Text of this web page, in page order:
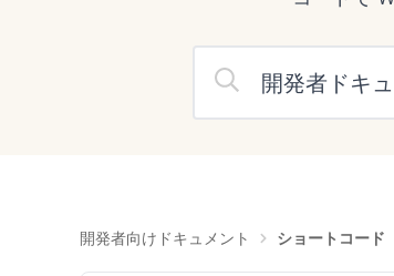
開発者向けドキュメント ショートコード